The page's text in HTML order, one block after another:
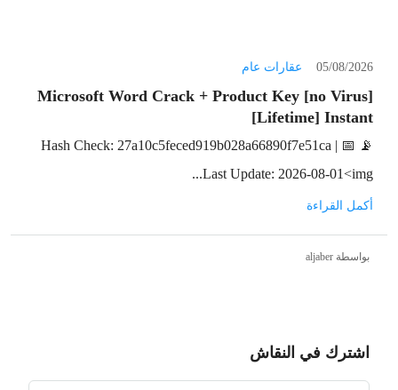
05/08/2026 عقارات عام
Microsoft Word Crack + Product Key [no Virus]
[Lifetime] Instant
📡 Hash Check: 27a10c5feced919b028a66890f7e51ca | 📅
Last Update: 2026-08-01<img...
أكمل القراءة
بواسطة aljaber
اشترك في النقاش